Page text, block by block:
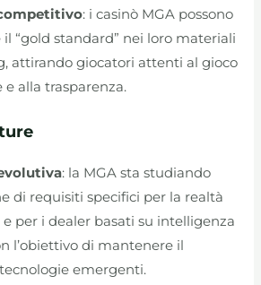
: i casinò MGA possono
“gold standard” nei loro materiali
attirando giocatori attenti al gioco
e alla trasparenza.
: la MGA sta studiando
di requisiti specifici per la realtà
e per i dealer basati su intelligenza
l’obiettivo di mantenere il
emergenti.